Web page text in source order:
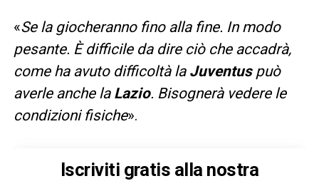
«Se la giocheranno fino alla fine. In modo
pesante. È difficile da dire ciò che accadrà,
come ha avuto difficoltà la Juventuspuò
averle anche la Lazio. Bisognerà vedere le
condizioni fisiche».
Iscriviti gratis alla nostra